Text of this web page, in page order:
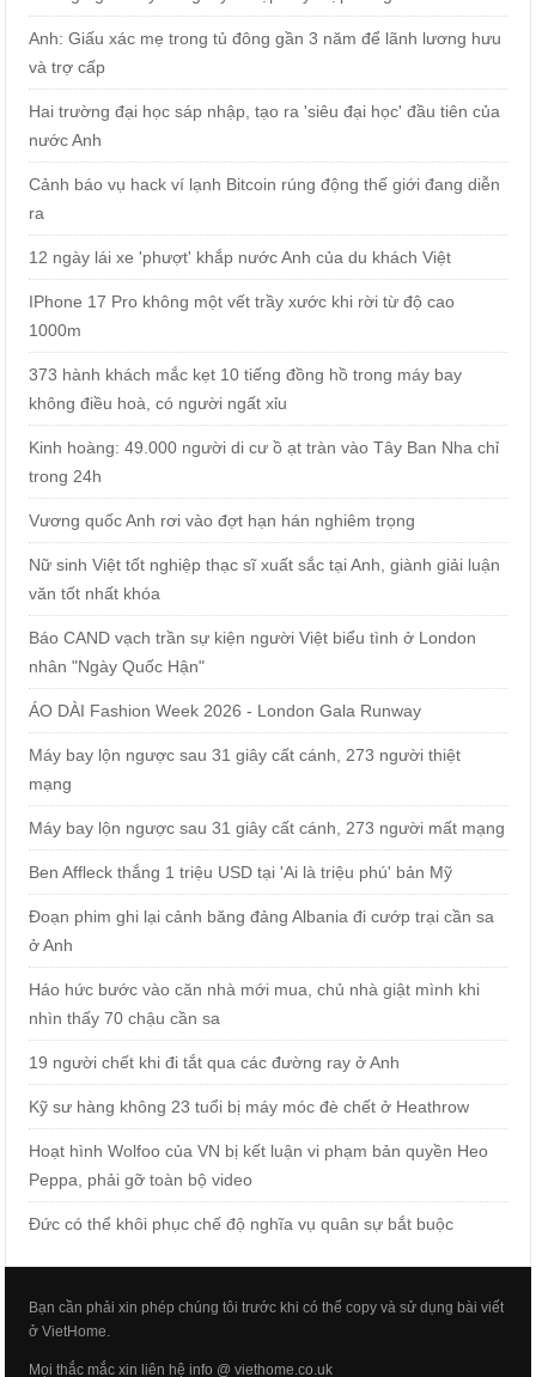
Anh: Giấu xác mẹ trong tủ đông gần 3 năm để lãnh lương hưu
và trợ cấp
Hai trường đại học sáp nhập, tạo ra 'siêu đại học' đầu tiên của
nước Anh
Cảnh báo vụ hack ví lạnh Bitcoin rúng động thế giới đang diễn
ra
12 ngày lái xe 'phượt' khắp nước Anh của du khách Việt
IPhone 17 Pro không một vết trầy xước khi rời từ độ cao
1000m
373 hành khách mắc kẹt 10 tiếng đồng hồ trong máy bay
không điều hoà, có người ngất xỉu
Kinh hoàng: 49.000 người di cư ồ ạt tràn vào Tây Ban Nha chỉ
trong 24h
Vương quốc Anh rơi vào đợt hạn hán nghiêm trọng
Nữ sinh Việt tốt nghiệp thạc sĩ xuất sắc tại Anh, giành giải luận
văn tốt nhất khóa
Báo CAND vạch trần sự kiện người Việt biểu tình ở London
nhân "Ngày Quốc Hận"
ÁO DÀI Fashion Week 2026 - London Gala Runway
Máy bay lộn ngược sau 31 giây cất cánh, 273 người thiệt
mạng
Máy bay lộn ngược sau 31 giây cất cánh, 273 người mất mạng
Ben Affleck thắng 1 triệu USD tại 'Ai là triệu phú' bản Mỹ
Đoạn phim ghi lại cảnh băng đảng Albania đi cướp trại cần sa
ở Anh
Háo hức bước vào căn nhà mới mua, chủ nhà giật mình khi
nhìn thấy 70 chậu cần sa
19 người chết khi đi tắt qua các đường ray ở Anh
Kỹ sư hàng không 23 tuổi bị máy móc đè chết ở Heathrow
Hoạt hình Wolfoo của VN bị kết luận vi phạm bản quyền Heo
Peppa, phải gỡ toàn bộ video
Đức có thể khôi phục chế độ nghĩa vụ quân sự bắt buộc
Bạn cần phải xin phép chúng tôi trước khi có thể copy và sử dụng bài viết
ở VietHome.
Mọi thắc mắc xin liên hệ info @ viethome.co.uk